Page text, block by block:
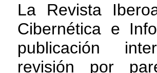
La Revista
Cibernética e
publicación
revisión por